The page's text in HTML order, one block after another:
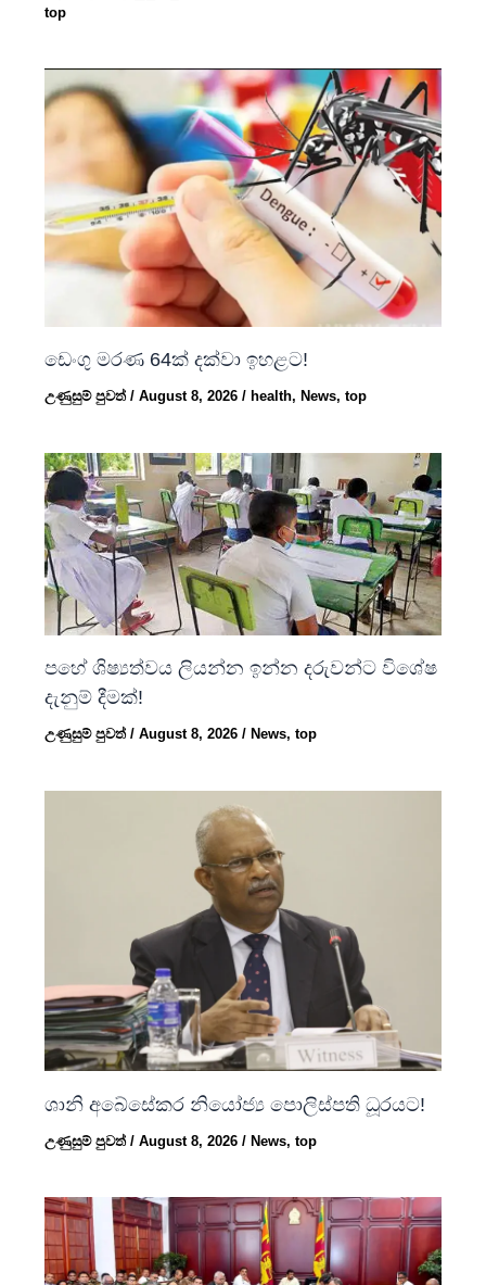
top
ඩෙංගු මරණ 64ක් දක්වා ඉහළට!
උණුසුම් පුවත්/August 8, 2026/ health, News,top
පහේ ශිෂ්‍යත්වය ලියන්න ඉන්න දරුවන්ට විශේෂ
දැනුම් දීමක්!
උණුසුම් පුවත්/August 8, 2026/ News,top
ශානි අබේසේකර නියෝජ්‍ය පොලිස්පති ධූරයට!
උණුසුම් පුවත්/August 8, 2026/News,top